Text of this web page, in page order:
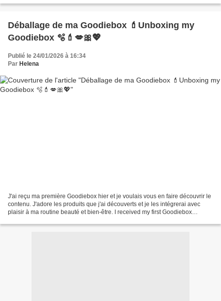
am also a blogger, writer and translator.😉
Déballage de ma Goodiebox 💄Unboxing my
Goodiebox 🫧💄💋🎀💖
Publié le 24/01/2026 à 16:34
Par Helena
J'ai reçu ma première Goodiebox hier et je voulais vous en faire découvrir le
contenu. J'adore les produits que j'ai découverts et je les intégrerai avec
plaisir à ma routine beauté et bien-être. I received my first Goodiebox